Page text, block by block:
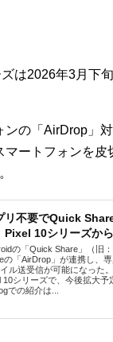
は2026年3月下
ンの「AirDrop」
ートフォンを皮
リ不要でQuick
Pixel 10シリーズから
の「Quick Share」（旧
の「AirDrop」が連携し、
ル送受信が可能になった
10シリーズで、今後拡大
での紹介は...